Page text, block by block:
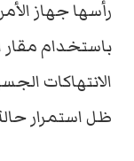
رأسها جهاز
باستخدام
الانتهاكات
ظل استمرار